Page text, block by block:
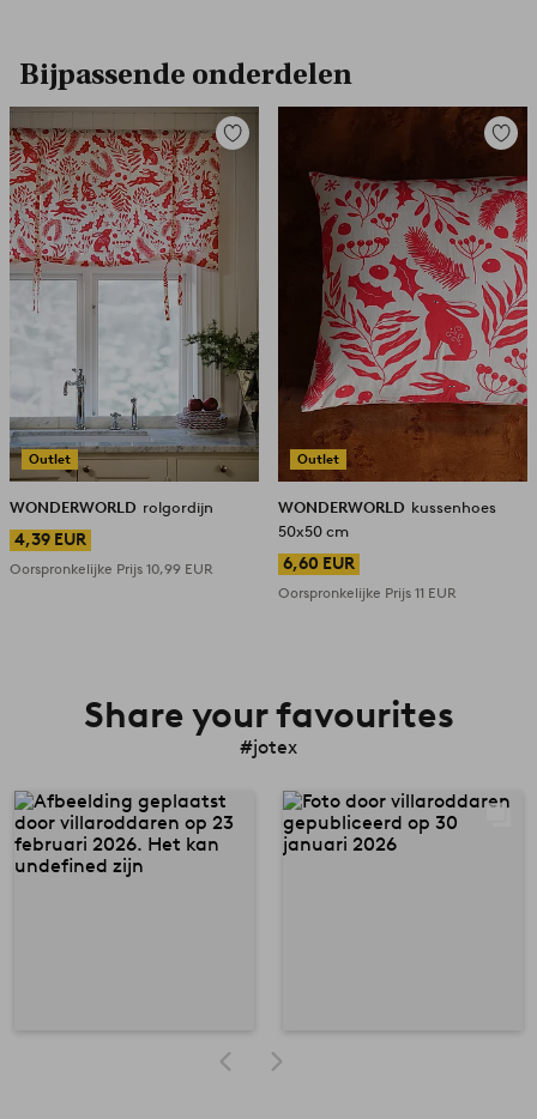
Bijpassende onderdelen
Outlet
Toevoegen
aan
favorieten
WONDERWORLD rolgordijn
4,39 EUR
Oorspronkelijke Prijs 10,99 EUR
Outlet
WONDERWORLD kussenhoes
50x50 cm
6,60 EUR
Oorspronkelijke Prijs 11 EUR
Share your favourites
#jotex